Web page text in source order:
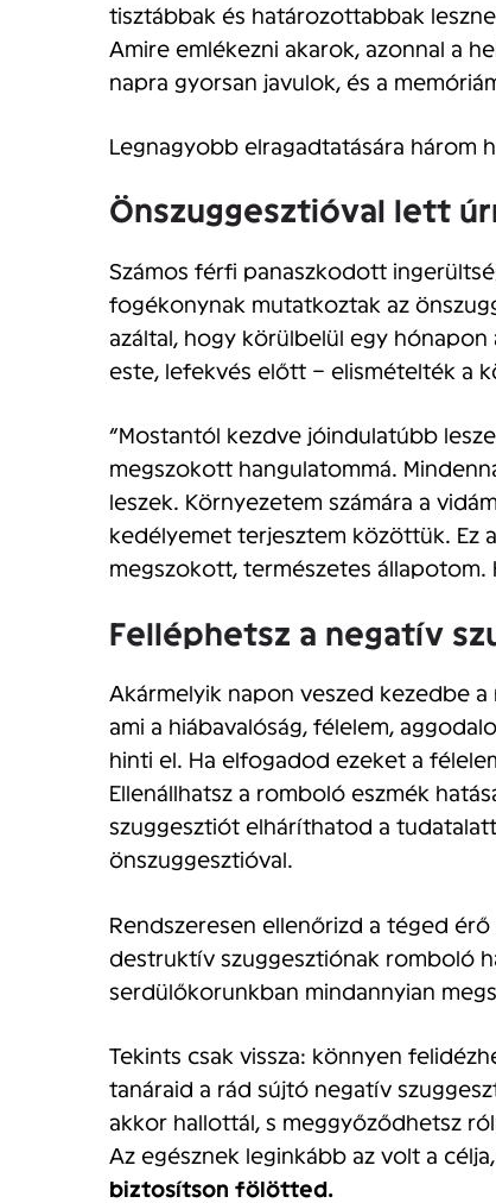
tisztábbak és határozottabbak
Amire emlékezni akarok, azonnal a
napra gyorsan javulok, és a
Legnagyobb elragadtatására három
Önszuggesztióval lett
Számos férfi panaszkodott
fogékonynak mutatkoztak az
azáltal, hogy körülbelül egy
este, lefekvés előtt – elismételték a
“Mostantól kezdve jóindulatúbb
megszokott hangulatommá.
leszek. Környezetem számára a
kedélyemet terjesztem közöttük. Ez
megszokott, természetes állapotom.
Felléphetsz a negatív
Akármelyik napon veszed kezedbe
ami a hiábavalóság, félelem,
hinti el. Ha elfogadod ezeket a
Ellenállhatsz a romboló eszmék
szuggesztiót elháríthatod a
önszuggesztióval.
Rendszeresen ellenőrizd a téged
destruktív szuggesztiónak romboló
serdülőkorunkban mindannyian
Tekints csak vissza: könnyen
tanáraid a rád sújtó negatív
akkor hallottál, s meggyőződhetsz
Az egésznek leginkább az volt a
biztosítson fölötted.